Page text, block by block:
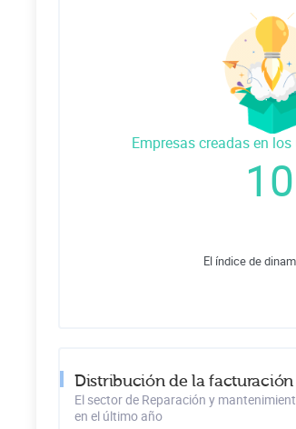
Empresas creadas en
10
El índice de
Distribución de la
El sector de Reparación y
en el último año